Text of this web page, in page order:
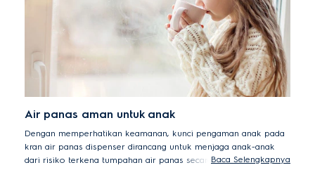
Air panas aman untuk anak
Dengan memperhatikan keamanan, kunci pengaman anak pada
kran air panas dispenser dirancang untuk menjaga anak-anak
dari risiko terkena tumpahan air panas secara tidak sengaja
Baca Selengkapnya